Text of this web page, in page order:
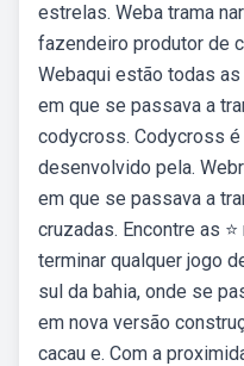
estrelas. Weba trama
fazendeiro produtor de
Webaqui estão todas
em que se passava a
codycross. Codycross
desenvolvido pela.
em que se passava a
cruzadas. Encontre as
terminar qualquer jogo
sul da bahia, onde se
em nova versão
cacau e. Com a